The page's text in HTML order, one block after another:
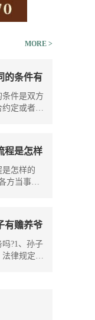
MORE >
的条件有
有多久？
件是双方
定或者符
程是怎样
法律规
是怎样的
方当事人
有赡养爷
婆婆是否
?1、孙子
律规定对